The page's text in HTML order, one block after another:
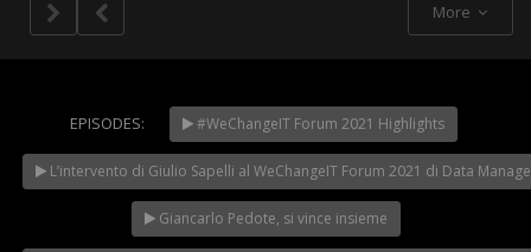
More
NOW PLAYING
WeChangeIT Forum
2023 – Il Made in Italy
secondo Giulio Sapelli
EPISODES: #WeChangeIT Forum 2021 Highlights
L’intervento di Giulio Sapelli al WeChangeIT Forum 2021 di Data
Giancarlo Pedote, si vince insieme